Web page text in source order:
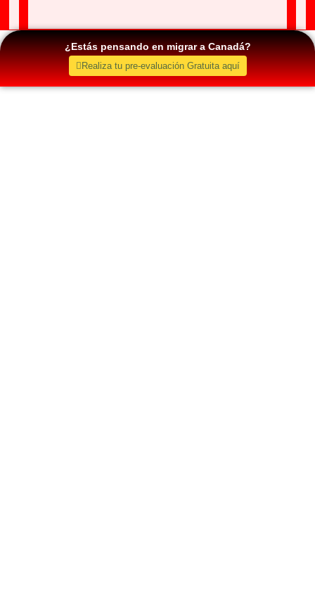
¿Estás pensando en migrar a Canadá?
Realiza tu pre-evaluación Gratuita aquí